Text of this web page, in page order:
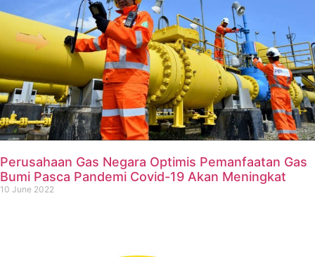
Perusahaan Gas Negara Optimis Pemanfaatan Gas
Bumi Pasca Pandemi Covid-19 Akan Meningkat
10 June 2022